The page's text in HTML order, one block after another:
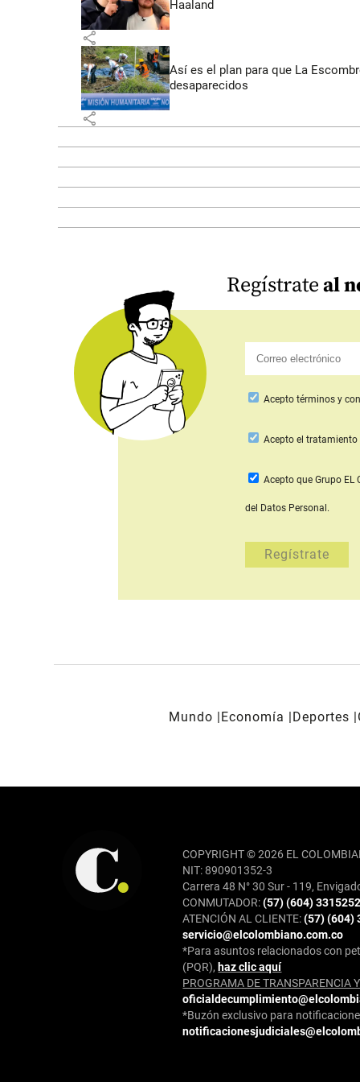
Haaland
share
Así es el plan para que La
desaparecidos
share
Regístrateal
Acepto términos y
Aceptoel tratamiento
Acepto que Grupo EL
del Datos Personal.
Mundo Economía Deportes
COPYRIGHT © 2026 EL
NIT: 890901352-3
Carrera 48 N° 30 Sur - 119,
CONMUTADOR:(57) (604) 3315252
ATENCIÓN AL CLIENTE:(57) (604)
servicio@elcolombiano.com.co
*Para asuntos relacionados con
(PQR), haz clic aquí
PROGRAMA DE TRANSPARENCIA
*Buzón exclusivo para